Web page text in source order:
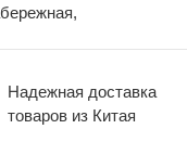
Надежная доставка
товаров из Китая